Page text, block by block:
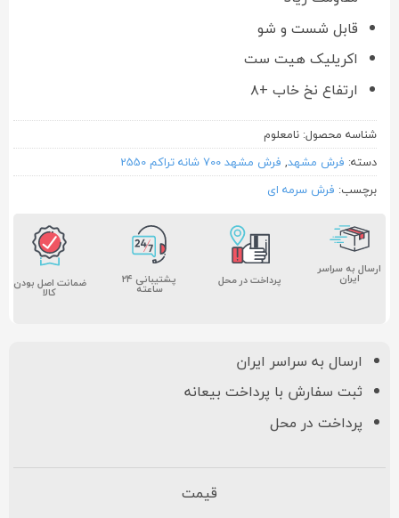
قابل شست و شو
اکریلیک هیت ست
ارتفاع نخ خاب +۸
شناسه محصول: نامعلوم
دسته: فرش مشهد, فرش مشهد 700 شانه تراکم 2550
برچسب: فرش سرمه ای
ارسال به سراسر
ایران پرداخت در محل پشتیبانی ۲۴
ساعته ضمانت اصل بودن
کالا
ارسال به سراسر ایران
ثبت سفارش با پرداخت بیعانه
پرداخت در محل
قیمت